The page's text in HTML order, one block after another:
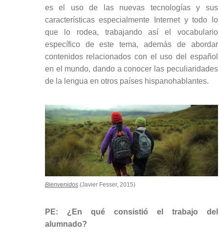
es el uso de las nuevas tecnologías y sus
características especialmente Internet y todo lo
que lo rodea, trabajando así el vocabulario
específico de este tema, además de abordar
contenidos relacionados con el uso del español
en el mundo, dando a conocer las peculiaridades
de la lengua en otros países hispanohablantes.
Bienvenidos (Javier Fesser, 2015)
PE: ¿En qué consistió el trabajo del
alumnado?